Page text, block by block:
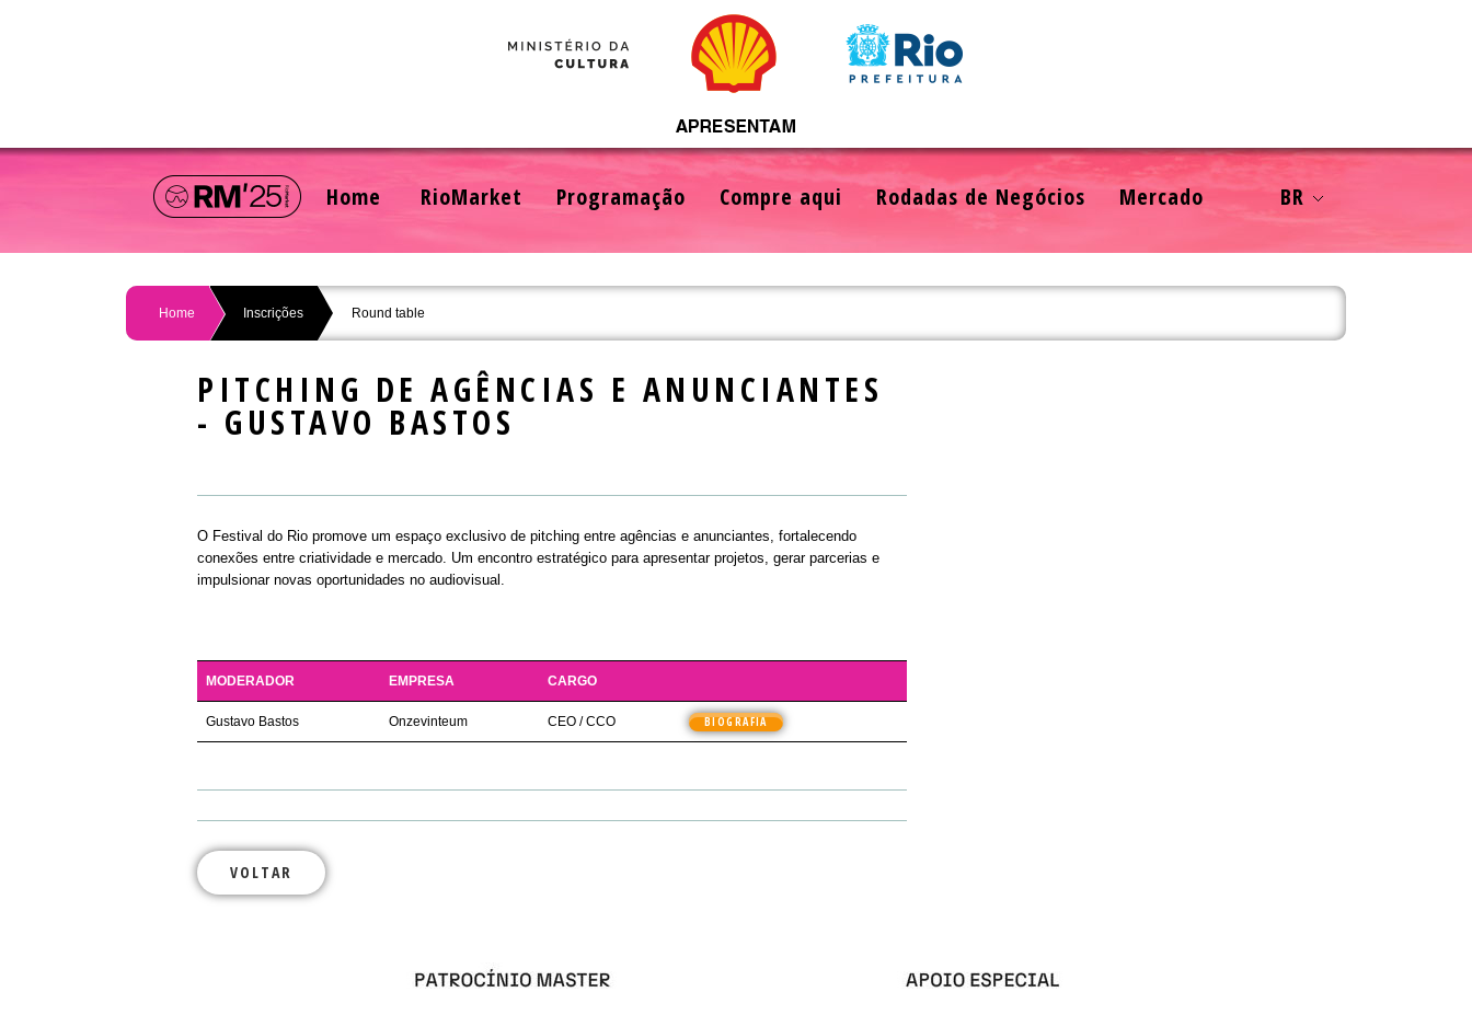
Home RioMarket Programação Compre aqui Rodadas de Negócios Mercado BR
Home Inscrições Round table
PITCHING DE AGÊNCIAS E ANUNCIANTES
- GUSTAVO BASTOS
O Festival do Rio promove um espaço exclusivo de pitching entre agências e anunciantes, fortalecendo
conexões entre criatividade e mercado. Um encontro estratégico para apresentar projetos, gerar parcerias e
impulsionar novas oportunidades no audiovisual.
MODERADOR EMPRESA CARGO
Gustavo Bastos Onzevinteum CEO / CCO BIOGRAFIA
VOLTAR